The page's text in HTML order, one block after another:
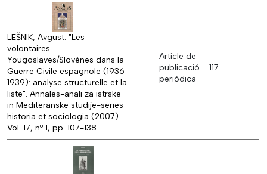
LEŠNIK, Avgust. "Les
volontaires
Yougoslaves/Slovènes dans la
Guerre Civile espagnole (1936-
1939): analyse structurelle et la
liste". Annales-anali za istrske
in Mediteranske studije-series
historia et sociologia (2007).
Vol. 17, nº 1, pp. 107-138
Article de
publicació
periòdica
117